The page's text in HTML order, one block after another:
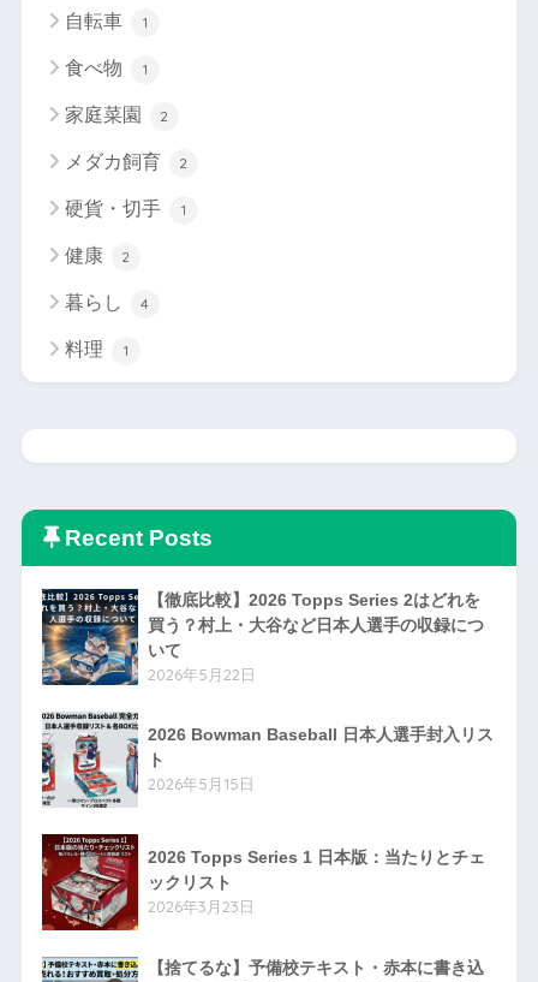
自転車 1
食べ物 1
家庭菜園 2
メダカ飼育 2
硬貨・切手 1
健康 2
暮らし 4
料理 1
Recent Posts
買う？村上・大谷など日本人選手の収録につ